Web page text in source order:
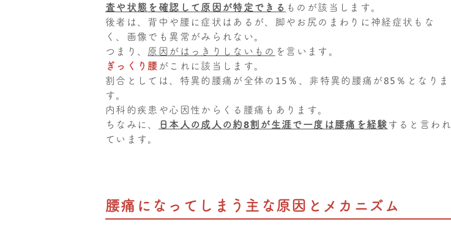
査や状態を確認して原因が特定できる ものが該当します。
後者は、背中や腰に症状はあるが、脚やお尻のまわりに神経症状もな
く、画像でも異常がみられない。
つまり、 原因がはっきりしないもの を言います。
ぎっくり腰がこれに該当します。
割合としては、特異的腰痛が全体の15％、非特異的腰痛が85％となりま
す。
内科的疾患や心因性からくる腰痛もあります。
ちなみに、
日本人の成人の約8割が生涯で一度は腰痛を経験すると言われ
ています。
腰痛になってしまう主な原因とメカニズム